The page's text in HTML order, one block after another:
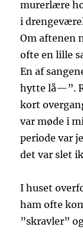
murerlære
i
Om aftenen
ofte en lille
En af
hytte lå—”.
kort
var møde i
periode var
det var slet
I huset
ham ofte
”skravler”